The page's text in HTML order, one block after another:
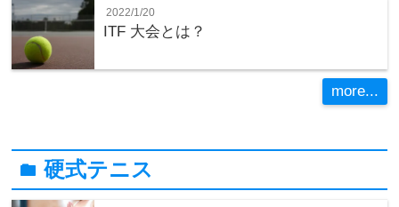
2022/1/20
ITF 大会とは？
more...
folder硬式テニス